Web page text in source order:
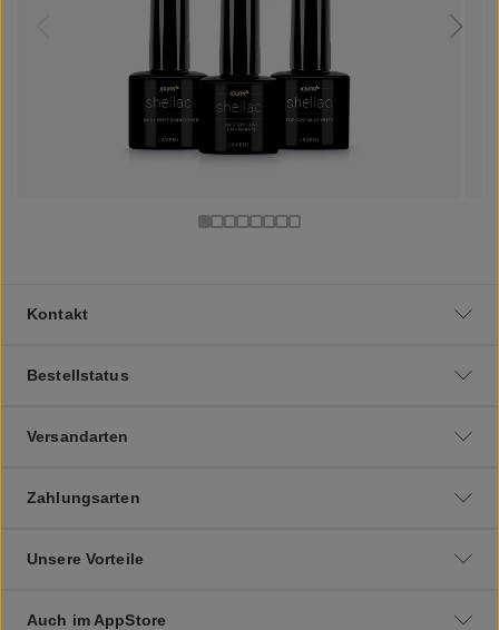
Kontakt
Bestellstatus
Versandarten
Zahlungsarten
Unsere Vorteile
Auch im AppStore